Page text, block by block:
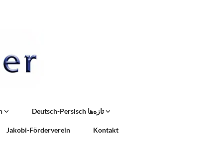
Deutsch-Persisch تازه‌ها
Jakobi-Förderverein Kontakt